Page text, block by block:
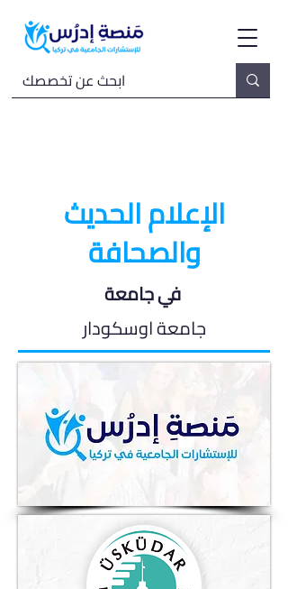
الإعلام الحديث
والصحافة
في جامعة
جامعة اوسكودار